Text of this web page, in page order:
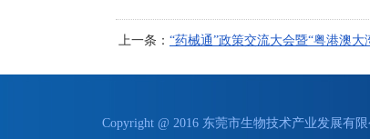
上一条： “药械通”政策交流大会暨“粤港澳
Copyright @ 2016 东莞市生物技术产业发展